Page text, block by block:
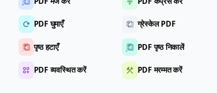
PDF घुमाएँ
पृष्ठ हटाएँ
PDF व्यवस्थित करें
ग्रेस्केल PDF
PDF पृष्ठ निकालें
PDF मरम्मत करें